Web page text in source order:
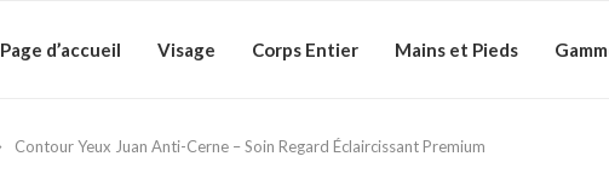
Page d’accueil Visage Corps Entier Mains et Pieds
Contour Yeux Juan Anti-Cerne – Soin Regard Éclaircissant Premium